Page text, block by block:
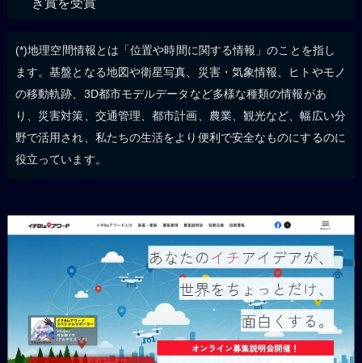
き賞を受賞
(*)地理空間情報とは「位置や時間に関する情報」のことを指し
ます。基盤となる地図や衛星写真、災害・気象情報、ヒトやモノ
の移動軌跡、3D都市モデルデータなど多様な種類の情報があ
り、災害対策、交通管理、都市計画、農業、観光など、幅広い分
野で活用され、私たちの生活をより便利で安全なものにするのに
役立っています。